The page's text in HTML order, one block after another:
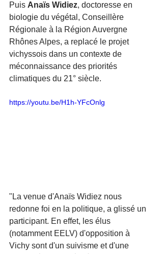
Puis Anaïs Widiez, doctoresse en
biologie du végétal, Conseillère
Régionale à la Région Auvergne
Rhônes Alpes, a replacé le projet
vichyssois dans un contexte de
méconnaissance des priorités
climatiques du 21° siècle.
https://youtu.be/H1h-YFcOnlg
"La venue d'Anaïs Widiez nous
redonne foi en la politique, a glissé un
participant. En effet, les élus
(notamment EELV) d'opposition à
Vichy sont d'un suivisme et d'une